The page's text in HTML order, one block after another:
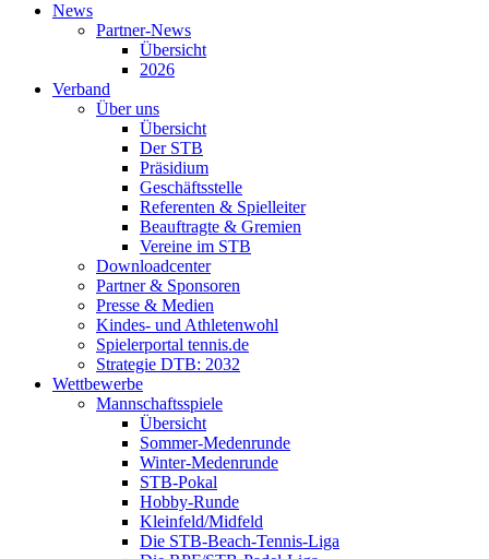
News
Partner-News
Übersicht
2026
Verband
Über uns
Übersicht
Der STB
Präsidium
Geschäftsstelle
Referenten & Spielleiter
Beauftragte & Gremien
Vereine im STB
Downloadcenter
Partner & Sponsoren
Presse & Medien
Kindes- und Athletenwohl
Spielerportal tennis.de
Strategie DTB: 2032
Wettbewerbe
Mannschaftsspiele
Übersicht
Sommer-Medenrunde
Winter-Medenrunde
STB-Pokal
Hobby-Runde
Kleinfeld/Midfeld
Die STB-Beach-Tennis-Liga